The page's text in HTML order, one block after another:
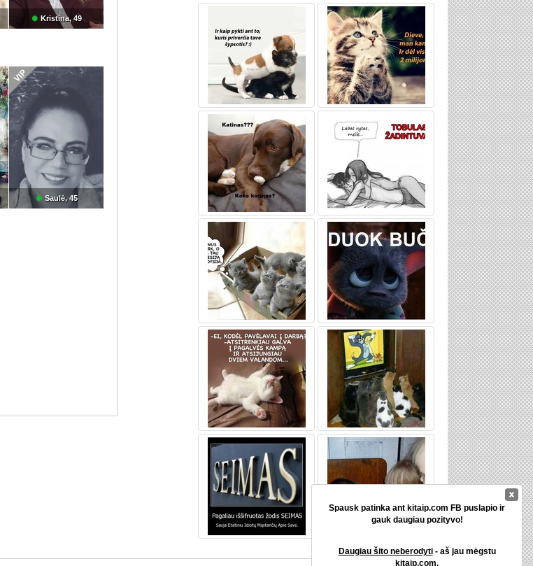
Spausk patinka ant kitaip.com FB puslapio ir
gauk daugiau pozityvo!
Daugiau šito neberodyti- aš jau mėgstu
kitaip.com.